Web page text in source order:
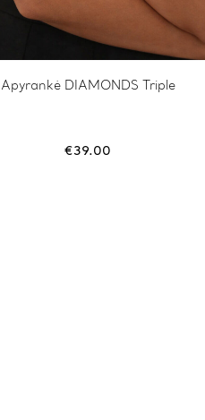
Apyrankė DIAMONDS Triple
€39.00